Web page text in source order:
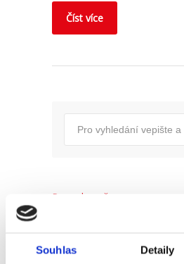
Souhlas Detaily
Číst více
Pro uchazeče
Pro HR